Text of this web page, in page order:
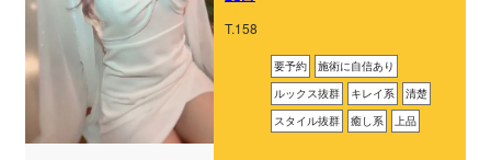
T.158
要予約
施術に自信あり
ルックス抜群
キレイ系
清楚
スタイル抜群
癒し系 上品